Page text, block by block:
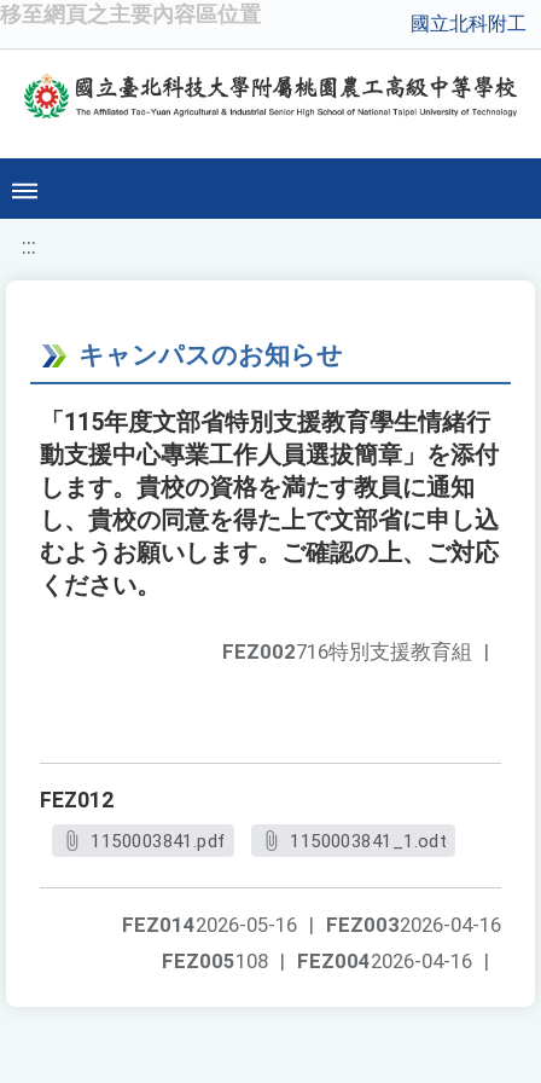
移至網頁之主要內容區位置 國立北科附工
:::
キャンパスのお知らせ
「115年度文部省特別支援教育學生情緒行
動支援中心專業工作人員選拔簡章」を添付
します。貴校の資格を満たす教員に通知
し、貴校の同意を得た上で文部省に申し込
むようお願いします。ご確認の上、ご対応
ください。
FEZ002716特別支援教育組 |
FEZ012
1150003841.pdf 1150003841_1.odt
FEZ0032026-04-16
FEZ0142026-05-16 |
FEZ0042026-04-16 |
FEZ005108 |